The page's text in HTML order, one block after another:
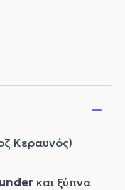
Κεραυνός)
και ξύπνα